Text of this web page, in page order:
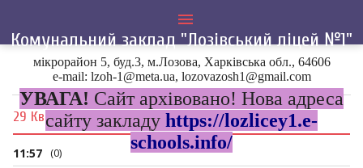
menu
Комунальний заклад "Лозівський ліцей №1"
мікрорайон 5, буд.3, м.Лозова, Харківська обл., 64606
e-mail: lzoh-1@meta.ua, lozovazosh1@gmail.com
УВАГА! Сайт архівовано! Нова адреса
сайту закладу https://lozlicey1.e-
schools.info/
Головна»2016 »Квітень
29 Квітня, П`ятниця
11:57 (0)